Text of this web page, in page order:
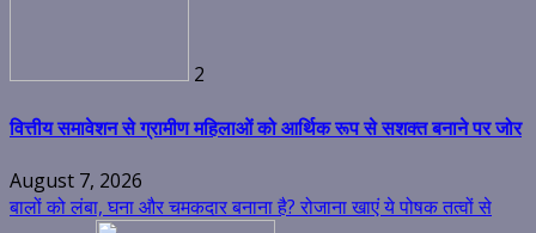
2
वित्तीय समावेशन से ग्रामीण महिलाओं को आर्थिक रूप से सशक्त बनाने पर जोर
August 7, 2026
बालों को लंबा, घना और चमकदार बनाना है? रोजाना खाएं ये पोषक तत्वों से